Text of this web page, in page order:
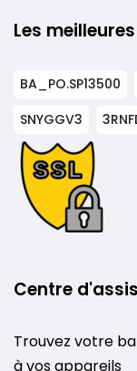
Les
BA_PO.SP13500
SNYGGV3
Centre
Trouvez votre
à vos appareils